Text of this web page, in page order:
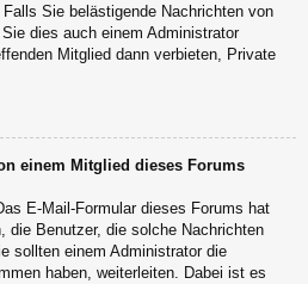
Sie belästigende Nachrichten von
dies auch einem Administrator
Mitglied dann verbieten, Private
einem Mitglied dieses Forums
E-Mail-Formular dieses Forums hat
die Benutzer, die solche Nachrichten
sollten einem Administrator die
haben, weiterleiten. Dabei ist es